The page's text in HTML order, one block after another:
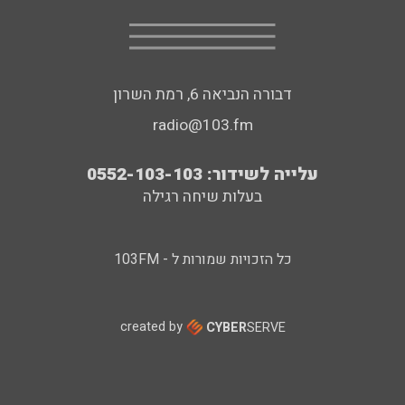
דבורה הנביאה 6, רמת השרון
radio@103.fm
עלייה לשידור: 0552-103-103
בעלות שיחה רגילה
כל הזכויות שמורות ל - 103FM
created by CYBERSERVE